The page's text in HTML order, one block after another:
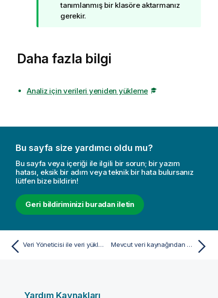
o
t
tanımlanmış bir klasöre aktarmanız
gerekir.
Daha fazla bilgi
Analiz için verileri yeniden yükleme
Bu sayfa size yardımcı oldu mu?
Bu sayfa veya içeriği ile ilgili bir sorun; bir yazım
hatası, eksik bir adım veya teknik bir hata bulursanız
lütfen bize bildirin!
Geri bildiriminizi buradan iletin
Veri Yöneticisi ile veri yükleme ve yönetme Mevcut veri kaynağından veri ekleme
Yardım Kaynakları